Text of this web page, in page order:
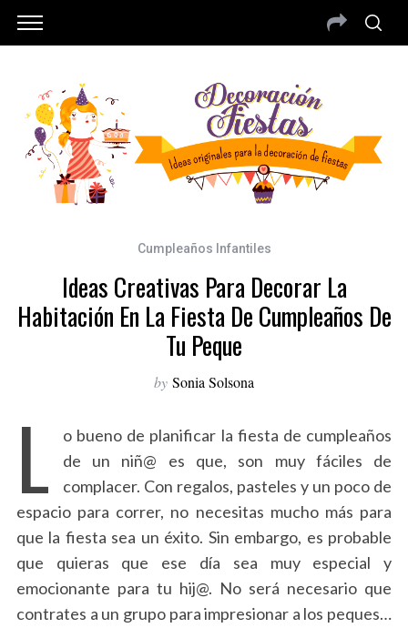
Cumpleaños Infantiles
Ideas Creativas Para Decorar La
Habitación En La Fiesta De Cumpleaños De
Tu Peque
by Sonia Solsona
L
o bueno de planificar la fiesta de cumpleaños
de un niñ@ es que, son muy fáciles de
complacer. Con regalos, pasteles y un poco de
espacio para correr, no necesitas mucho más para
que la fiesta sea un éxito. Sin embargo, es probable
que quieras que ese día sea muy especial y
emocionante para tu hij@. No será necesario que
contrates a un grupo para impresionar a los peques…